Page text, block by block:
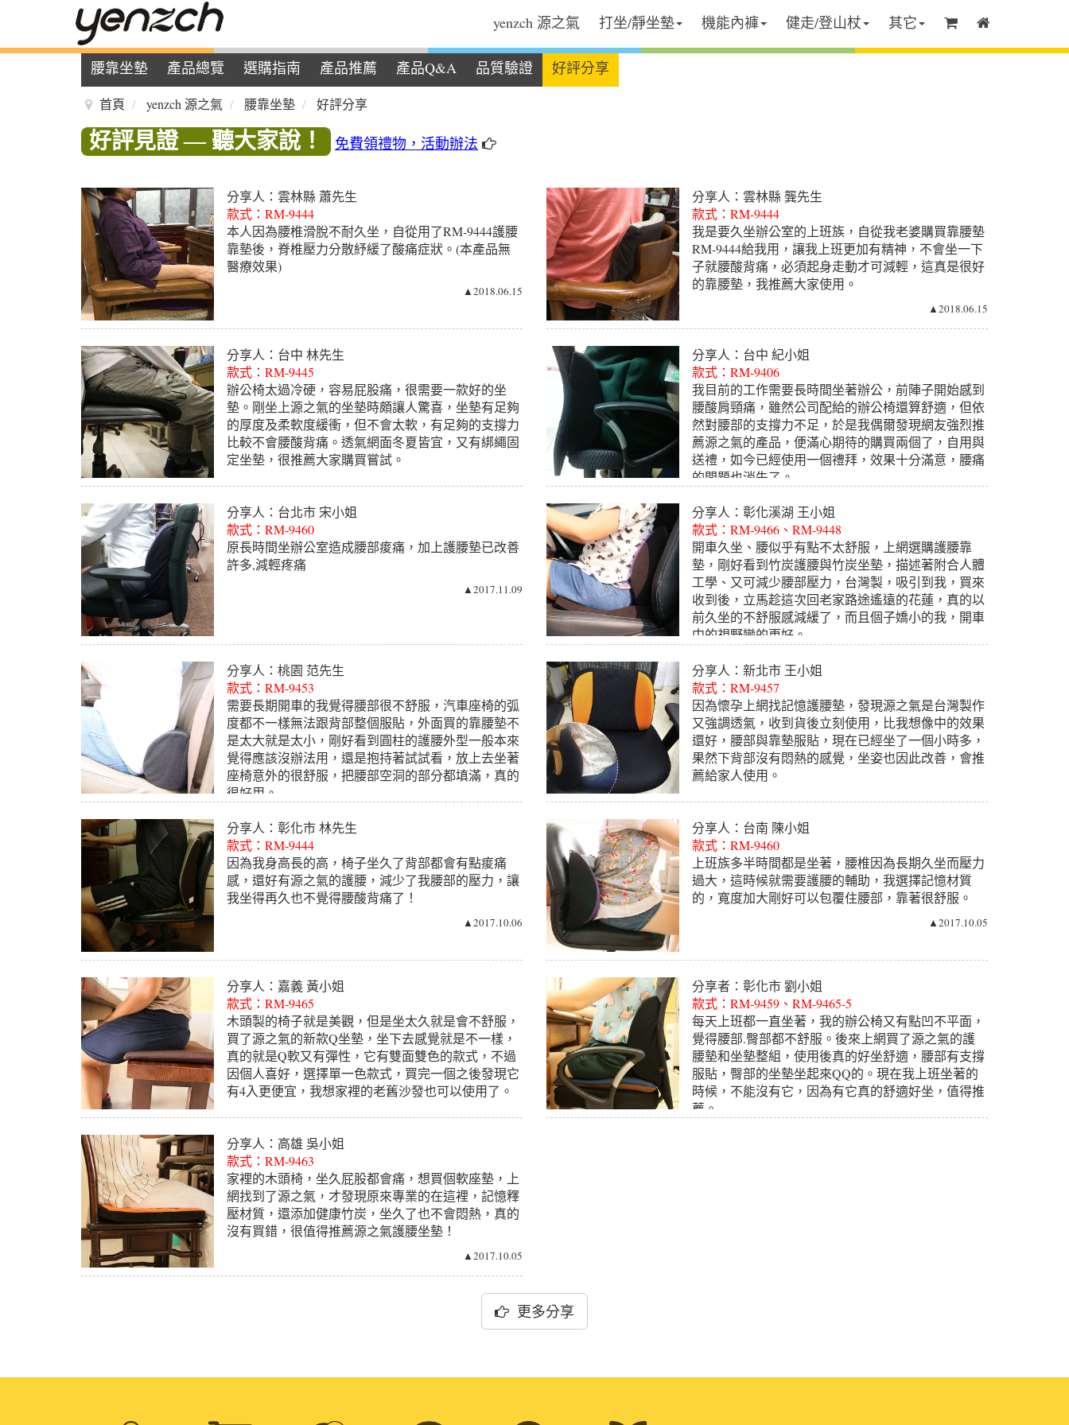
yenzch 源之氣 打坐/靜坐墊 機能內褲 健走/登山杖 其它
腰靠坐墊 產品總覽 選購指南 產品推薦 產品Q&A 品質驗證 好評分享
首頁 yenzch 源之氣 腰靠坐墊 好評分享
好評見證 — 聽大家說！ 免費領禮物，活動辦法
分享人：雲林縣 蕭先生
款式：RM-9444
本人因為腰椎滑脫不耐久坐，自從用了RM-9444護腰
靠墊後，脊椎壓力分散紓緩了酸痛症狀。(本產品無
醫療效果)
▲2018.06.15
分享人：雲林縣 龔先生
款式：RM-9444
我是要久坐辦公室的上班族，自從我老婆購買靠腰墊
RM-9444給我用，讓我上班更加有精神，不會坐一下
子就腰酸背痛，必須起身走動才可減輕，這真是很好
的靠腰墊，我推薦大家使用。
▲2018.06.15
分享人：台中 林先生
款式：RM-9445
辦公椅太過冷硬，容易屁股痛，很需要一款好的坐
墊。剛坐上源之氣的坐墊時頗讓人驚喜，坐墊有足夠
的厚度及柔軟度緩衝，但不會太軟，有足夠的支撐力
比較不會腰酸背痛。透氣網面冬夏皆宜，又有綁繩固
定坐墊，很推薦大家購買嘗試。
▲2018.03.16
分享人：台中 紀小姐
款式：RM-9406
我目前的工作需要長時間坐著辦公，前陣子開始感到
腰酸肩頸痛，雖然公司配給的辦公椅還算舒適，但依
然對腰部的支撐力不足，於是我偶爾發現網友強烈推
薦源之氣的產品，便滿心期待的購買兩個了，自用與
送禮，如今已經使用一個禮拜，效果十分滿意，腰痛
的問題也消失了。
要會再訂購!
也很推薦給大家!
▲2017.11.29
分享人：台北市 宋小姐
款式：RM-9460
原長時間坐辦公室造成腰部痠痛，加上護腰墊已改善
許多,減輕疼痛
▲2017.11.09
分享人：彰化溪湖 王小姐
款式：RM-9466、RM-9448
開車久坐、腰似乎有點不太舒服，上網選購護腰靠
墊，剛好看到竹炭護腰與竹炭坐墊，描述著附合人體
工學、又可減少腰部壓力，台灣製，吸引到我，買來
收到後，立馬趁這次回老家路途遙遠的花蓮，真的以
前久坐的不舒服感減緩了，而且個子嬌小的我，開車
中的視野變的更好。
分享人：桃園 范先生
款式：RM-9453
需要長期開車的我覺得腰部很不舒服，汽車座椅的弧
度都不一樣無法跟背部整個服貼，外面買的靠腰墊不
是太大就是太小，剛好看到圓柱的護腰外型一般本來
覺得應該沒辦法用，還是抱持著試試看，放上去坐著
座椅意外的很舒服，把腰部空洞的部分都填滿，真的
很好用。
分享人：新北市 王小姐
款式：RM-9457
因為懷孕上網找記憶護腰墊，發現源之氣是台灣製作
又強調透氣，收到貨後立刻使用，比我想像中的效果
還好，腰部與靠墊服貼，現在已經坐了一個小時多，
果然下背部沒有悶熱的感覺，坐姿也因此改善，會推
薦給家人使用。
▲2017.10.06
分享人：彰化市 林先生
款式：RM-9444
因為我身高長的高，椅子坐久了背部都會有點痠痛
感，還好有源之氣的護腰，減少了我腰部的壓力，讓
我坐得再久也不覺得腰酸背痛了！
▲2017.10.06
分享人：台南 陳小姐
款式：RM-9460
上班族多半時間都是坐著，腰椎因為長期久坐而壓力
過大，這時候就需要護腰的輔助，我選擇記憶材質
的，寬度加大剛好可以包覆住腰部，靠著很舒服。
▲2017.10.05
分享人：嘉義 黃小姐
款式：RM-9465
木頭製的椅子就是美觀，但是坐太久就是會不舒服，
買了源之氣的新款Q坐墊，坐下去感覺就是不一樣，
真的就是Q軟又有彈性，它有雙面雙色的款式，不過
因個人喜好，選擇單一色款式，買完一個之後發現它
有4入更便宜，我想家裡的老舊沙發也可以使用了。
▲2017.10.05
分享者：彰化市 劉小姐
款式：RM-9459、RM-9465-5
每天上班都一直坐著，我的辦公椅又有點凹不平面，
覺得腰部.臀部都不舒服。後來上網買了源之氣的護
腰墊和坐墊整組，使用後真的好坐舒適，腰部有支撐
服貼，臀部的坐墊坐起來QQ的。現在我上班坐著的
時候，不能沒有它，因為有它真的舒適好坐，值得推
薦。
分享人：高雄 吳小姐
款式：RM-9463
家裡的木頭椅，坐久屁股都會痛，想買個軟座墊，上
網找到了源之氣，才發現原來專業的在這裡，記憶釋
壓材質，還添加健康竹炭，坐久了也不會悶熱，真的
沒有買錯，很值得推薦源之氣護腰坐墊！
▲2017.10.05
更多分享